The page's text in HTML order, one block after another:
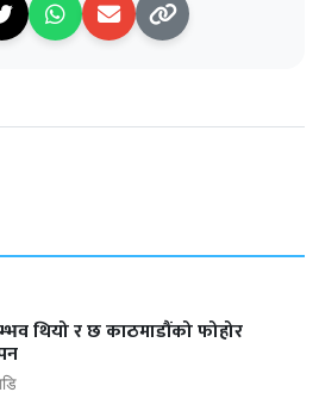
थियो र छ काठमाडौंको फोहोर